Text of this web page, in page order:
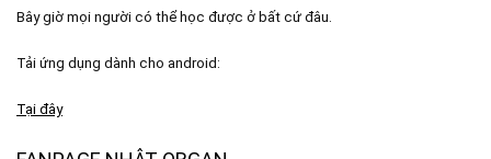
Bây giờ mọi người có thể học được ở bất cứ đâu.
Tải ứng dụng dành cho android:
Tại đây